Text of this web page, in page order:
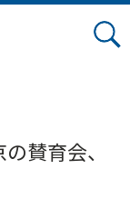
賛育会、